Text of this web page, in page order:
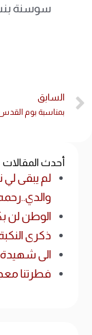
أحدث المقالات
لم يبقى
والدي..رحمه
الوطن لن
ذكرى النكبة ال٧٤/
الى شهيدة
فطرتنا
سوسنة
السابق
بمناسبة بوم